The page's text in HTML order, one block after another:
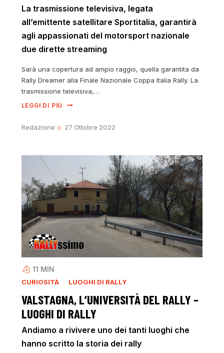
La trasmissione televisiva, legata
all’emittente satellitare Sportitalia, garantirà
agli appassionati del motorsport nazionale
due dirette streaming
Sarà una copertura ad ampio raggio, quella garantita da
Rally Dreamer alla Finale Nazionale Coppa Italia Rally. La
trasmissione televisiva,…
LEGGI DI PIÙ
Redazione 27 Ottobre 2022
11 MIN
CURIOSITÀ LUOGHI DI RALLY
VALSTAGNA, L’UNIVERSITÀ DEL RALLY –
LUOGHI DI RALLY
Andiamo a rivivere uno dei tanti luoghi che
hanno scritto la storia dei rally